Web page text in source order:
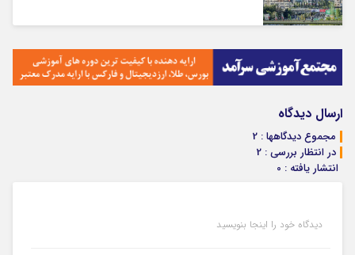
ارسال دیدگاه
مجموع دیدگاهها : 2
در انتظار بررسی : 2
انتشار یافته : 0
دیدگاه خود را اینجا بنویسید